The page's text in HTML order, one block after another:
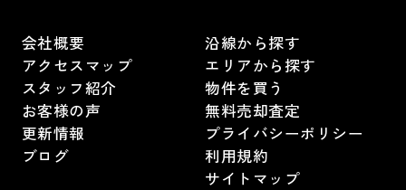
会社概要
アクセスマップ
スタッフ紹介
お客様の声
更新情報
ブログ
沿線から探す
エリアから探す
物件を買う
無料売却査定
プライバシーポリシー
利用規約
サイトマップ